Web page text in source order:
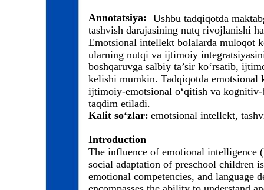
Annotatsiya: Ushbu tadqiqotda
tashvish darajasining nutq rivojlanishi
Emotsional intellekt bolalarda muloqot
ularning nutqi va ijtimoiy
boshqaruvga salbiy ta’sir ko‘rsatib,
kelishi mumkin. Tadqiqotda emotsional
ijtimoiy-emotsional o‘qitish va
taqdim etiladi.
Kalit so‘zlar: emotsional intellekt,
Introduction
The influence of emotional intelligence
social adaptation of preschool children
emotional competencies, and language